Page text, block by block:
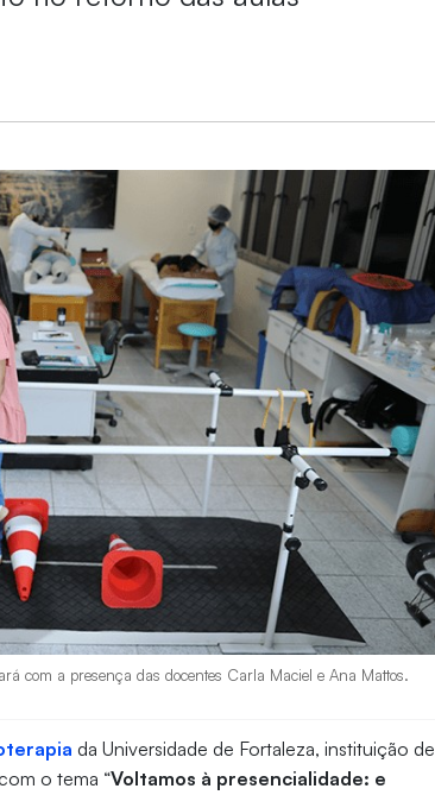
com a presença das docentes Carla Maciel e Ana Mattos.
da Universidade de Fortaleza, instituição de
o tema “Voltamos à presencialidade: e